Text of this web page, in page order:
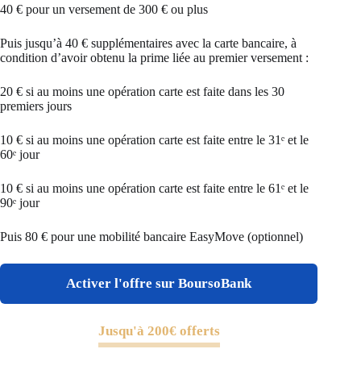
40 € pour un versement de 300 € ou plus
Puis jusqu’à 40 € supplémentaires avec la carte bancaire, à
condition d’avoir obtenu la prime liée au premier versement :
20 € si au moins une opération carte est faite dans les 30
premiers jours
10 € si au moins une opération carte est faite entre le 31ᵉ et le
60ᵉ jour
10 € si au moins une opération carte est faite entre le 61ᵉ et le
90ᵉ jour
Puis 80 € pour une mobilité bancaire EasyMove (optionnel)
Activer l'offre sur BoursoBank
Jusqu'à 200€ offerts